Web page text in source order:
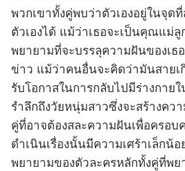
พวกเขาทั้งคู่พบว่าตัวเองอยู่ในจุด
ตัวเองได้ แม้ว่าเธอจะเป็นคุณแม่ลู
พยายามที่จะบรรลุความฝันของเธ
ข่าว แม้ว่าคนอื่นจะคิดว่ามันสายเ
รับโอกาสในการกลับไปมีร่างกาย
รำลึกถึงวัยหนุ่มสาวซึ่งจะสร้างคว
คู่ที่อาจต้องสละความฝันเพื่อครอบ
ดำเนินเรื่องนั้นมีความเศร้าเล็กน้
พยายามของตัวละครหลักทั้งคู่ที่พย